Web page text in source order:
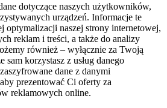
dotyczące naszych użytkowników,
urządzeń. Informacje te
optymalizacji naszej strony internetowej,
reklam i treści, a także do analizy
również – wyłącznie za Twoją
sam korzystasz z usług danego
dane z danymi
prezentować Ci oferty za
reklamowych online.